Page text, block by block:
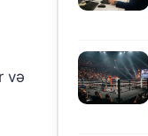
və